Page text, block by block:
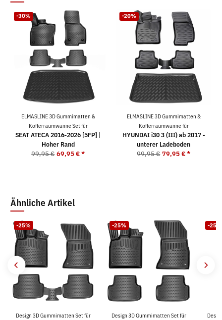
-30%
ELMASLINE 3D Gummimatten &
Kofferraumwanne Set für
SEAT ATECA 2016-2026 [5FP] |
Hoher Rand
99,95 € 69,95 €*
-20%
ELMASLINE 3D Gummimatten &
Kofferraumwanne für
HYUNDAI i30 3 (III) ab 2017 -
unterer Ladeboden
99,95 € 79,95 €*
Ähnliche Artikel
-25%
Design 3D Gummimatten Set für
-25%
Design 3D Gummimatten Set für
-25%